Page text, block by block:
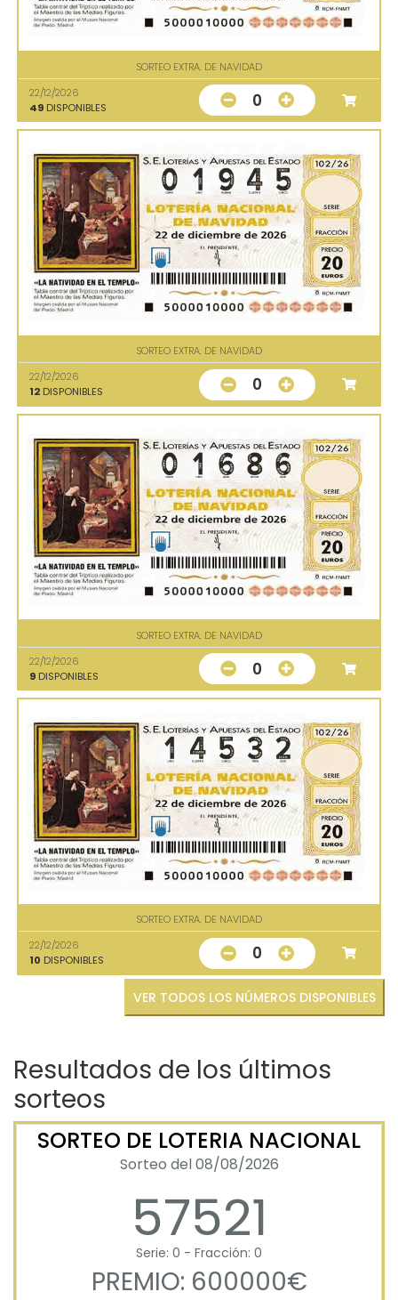
SORTEO EXTRA. DE NAVIDAD
22/12/2026
49 DISPONIBLES 0
SORTEO EXTRA. DE NAVIDAD
22/12/2026
12 DISPONIBLES 0
SORTEO EXTRA. DE NAVIDAD
22/12/2026
9 DISPONIBLES 0
SORTEO EXTRA. DE NAVIDAD
22/12/2026
10 DISPONIBLES 0
VER TODOS LOS NÚMEROS DISPONIBLES
Resultados de los últimos
sorteos
SORTEO DE LOTERIA NACIONAL
Sorteo del 08/08/2026
57521
Serie: 0 - Fracción: 0
PREMIO: 600000€